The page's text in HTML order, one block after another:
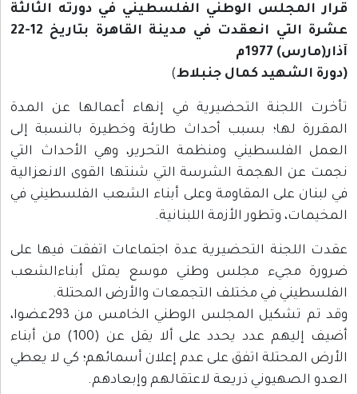
قرار المجلس الوطني الفلسطيني في دورته الثالثة
عشرة التي انعقدت في مدينة القاهرة بتاريخ 12-22
آذار(مارس) 1977م
(دورة الشهيد كمال جنبلاط)
تأخرت اللجنة التحضيرية في إنهاء أعمالها عن المدة
المقررة لها؛ بسبب أحداث طارئة وخطيرة بالنسبة إلى
العمل الفلسطيني ومنظمة التحرير، وهي الأحداث التي
نجمت عن الهجمة الشرسة التي شنتها القوى الانعزالية
في لبنان على المقاومة وعلى أبناء الشعب الفلسطيني في
المخيمات، وتطور الأزمة اللبنانية.
عقدت اللجنة التحضيرية عدة اجتماعات اتفقت فيها على
ضرورة مجيء مجلس وطني موسع يمثل أبناءالشعب
الفلسطيني في مختلف التجمعات والأرض المحتلة.
وقد تم تشكيل المجلس الوطني الخامس من 293عضوا،
أضيف إليهم عدد يحدد على ألا يقل عن (100) من أبناء
الأرض المحتلة اتفق على عدم إعلان أسمائهم؛ كي لا يعطي
العدو الصهيوني ذريعة لاعتقالهم وإبعادهم.